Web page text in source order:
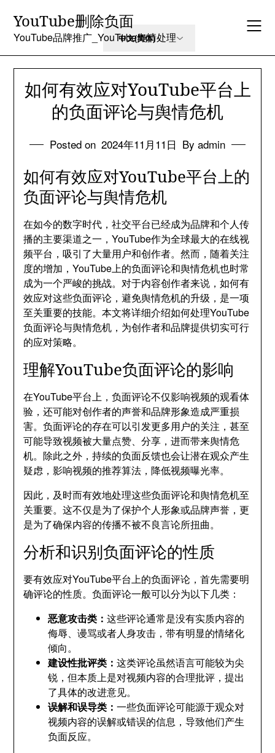
content
YouTube删除负面
YouTube品牌推广_YouTube舆情处理
如何有效应对YouTube平台上
的负面评论与舆情危机
Posted on 2024年11月11日 By admin
如何有效应对YouTube平台上的
负面评论与舆情危机
在如今的数字时代，社交平台已经成为品牌和个人传
播的主要渠道之一，YouTube作为全球最大的在线视
频平台，吸引了大量用户和创作者。然而，随着关注
度的增加，YouTube上的负面评论和舆情危机也时常
成为一个严峻的挑战。对于内容创作者来说，如何有
效应对这些负面评论，避免舆情危机的升级，是一项
至关重要的技能。本文将详细介绍如何处理YouTube
负面评论与舆情危机，为创作者和品牌提供切实可行
的应对策略。
理解YouTube负面评论的影响
在YouTube平台上，负面评论不仅影响视频的观看体
验，还可能对创作者的声誉和品牌形象造成严重损
害。负面评论的存在可以引发更多用户的关注，甚至
可能导致视频被大量点赞、分享，进而带来舆情危
机。除此之外，持续的负面反馈也会让潜在观众产生
疑虑，影响视频的推荐算法，降低视频曝光率。
因此，及时而有效地处理这些负面评论和舆情危机至
关重要。这不仅是为了保护个人形象或品牌声誉，更
是为了确保内容的传播不被不良言论所扭曲。
分析和识别负面评论的性质
要有效应对YouTube平台上的负面评论，首先需要明
确评论的性质。负面评论一般可以分为以下几类：
恶意攻击类：这些评论通常是没有实质内容的
侮辱、谩骂或者人身攻击，带有明显的情绪化
倾向。
建设性批评类：这类评论虽然语言可能较为尖
锐，但本质上是对视频内容的合理批评，提出
了具体的改进意见。
误解和误导类：一些负面评论可能源于观众对
视频内容的误解或错误的信息，导致他们产生
负面反应。